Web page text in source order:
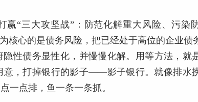
赢“三大攻坚战”：防范化解重大风险、污染
核心的是债务风险，把已经处于高位的企业债
性债务显性化，并慢慢化解。用等方法，就
意，打掉银行的影子——影子银行。就像排水
一点排，鱼一条一条抓。